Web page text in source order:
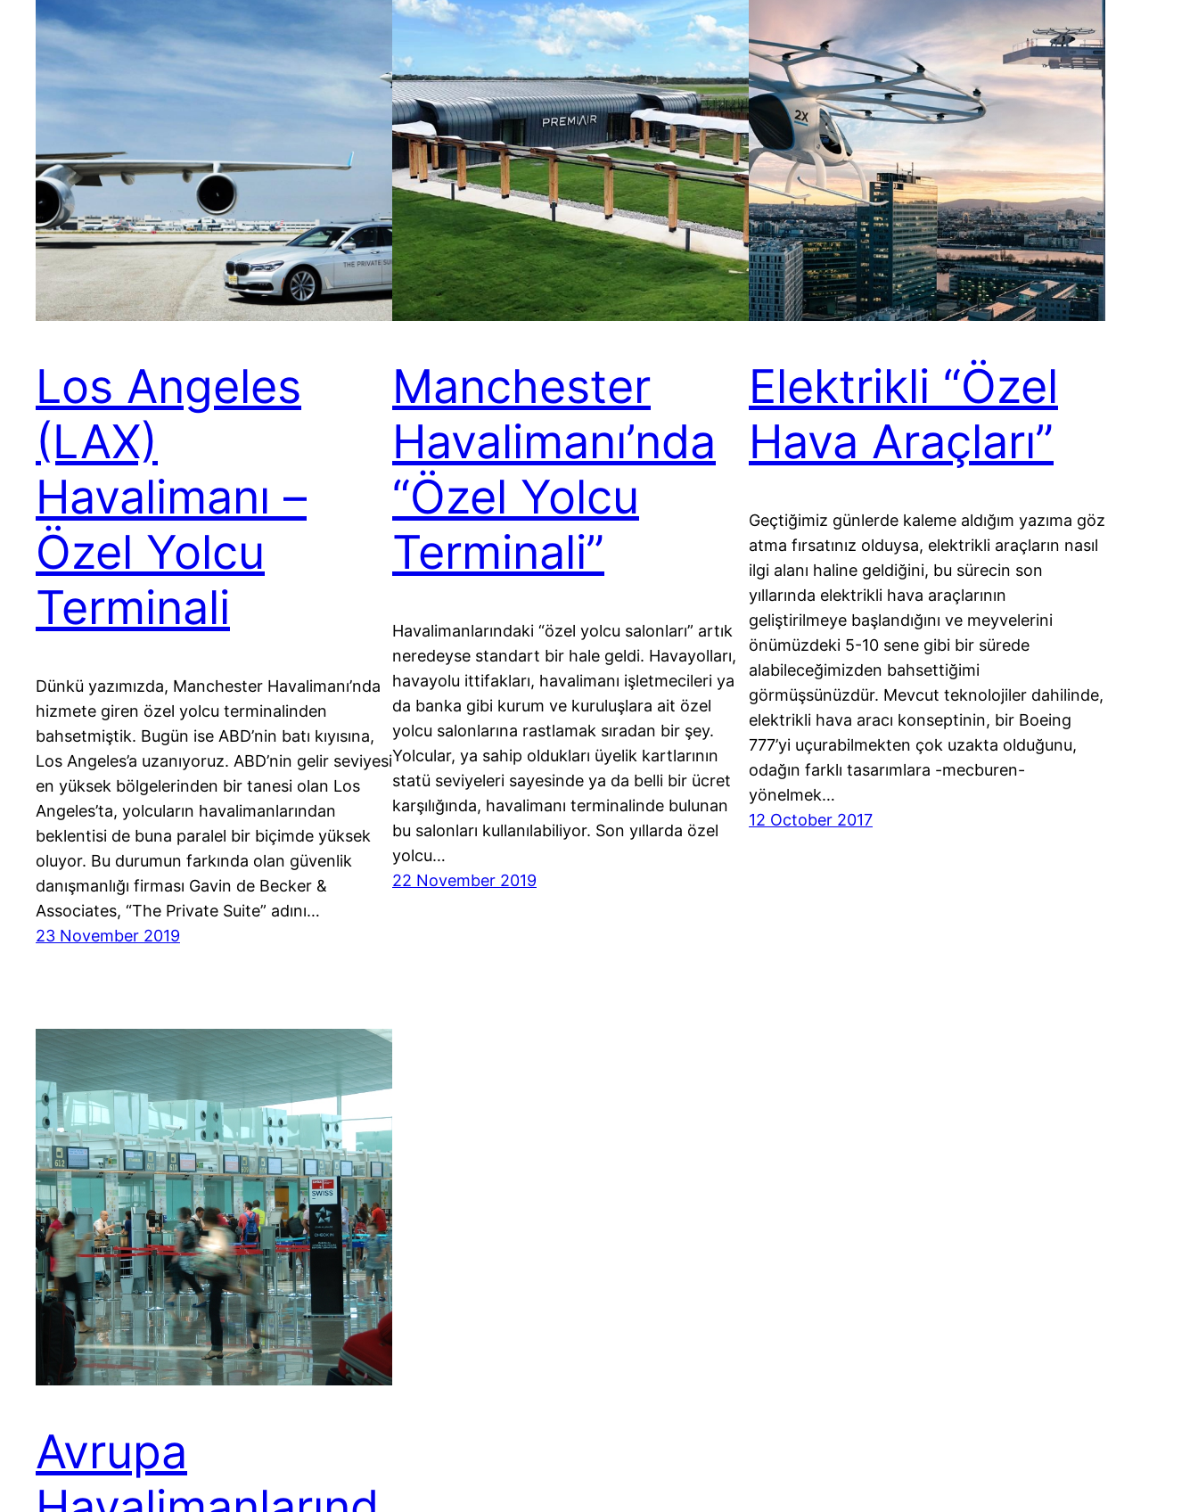
Los Angeles
(LAX)
Havalimanı –
Özel Yolcu
Terminali
Dünkü yazımızda, Manchester Havalimanı’nda
hizmete giren özel yolcu terminalinden
bahsetmiştik. Bugün ise ABD’nin batı kıyısına,
Los Angeles’a uzanıyoruz. ABD’nin gelir seviyesi
en yüksek bölgelerinden bir tanesi olan Los
Angeles’ta, yolcuların havalimanlarından
beklentisi de buna paralel bir biçimde yüksek
oluyor. Bu durumun farkında olan güvenlik
danışmanlığı firması Gavin de Becker &
Associates, “The Private Suite” adını…
23 November 2019
Manchester
Havalimanı’nda
“Özel Yolcu
Terminali”
Havalimanlarındaki “özel yolcu salonları” artık
neredeyse standart bir hale geldi. Havayolları,
havayolu ittifakları, havalimanı işletmecileri ya
da banka gibi kurum ve kuruluşlara ait özel
yolcu salonlarına rastlamak sıradan bir şey.
Yolcular, ya sahip oldukları üyelik kartlarının
statü seviyeleri sayesinde ya da belli bir ücret
karşılığında, havalimanı terminalinde bulunan
bu salonları kullanılabiliyor. Son yıllarda özel
yolcu…
22 November 2019
Elektrikli “Özel
Hava Araçları”
Geçtiğimiz günlerde kaleme aldığım yazıma göz
atma fırsatınız olduysa, elektrikli araçların nasıl
ilgi alanı haline geldiğini, bu sürecin son
yıllarında elektrikli hava araçlarının
geliştirilmeye başlandığını ve meyvelerini
önümüzdeki 5-10 sene gibi bir sürede
alabileceğimizden bahsettiğimi
görmüşsünüzdür. Mevcut teknolojiler dahilinde,
elektrikli hava aracı konseptinin, bir Boeing
777’yi uçurabilmekten çok uzakta olduğunu,
odağın farklı tasarımlara -mecburen-
yönelmek…
12 October 2017
Avrupa